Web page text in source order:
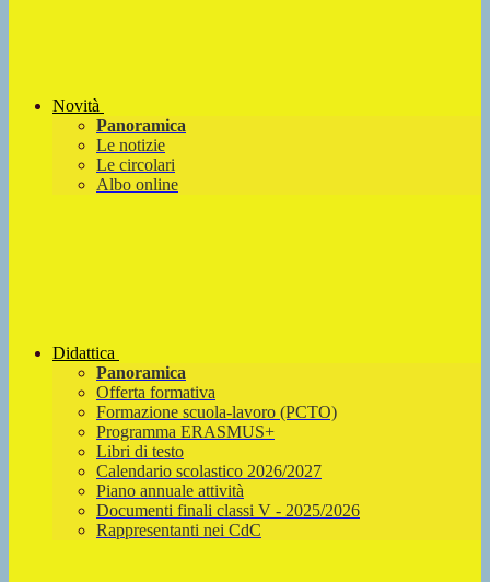
Novità
Panoramica
Le notizie
Le circolari
Albo online
Didattica
Panoramica
Offerta formativa
Formazione scuola-lavoro (PCTO)
Programma ERASMUS+
Libri di testo
Calendario scolastico 2026/2027
Piano annuale attività
Documenti finali classi V - 2025/2026
Rappresentanti nei CdC